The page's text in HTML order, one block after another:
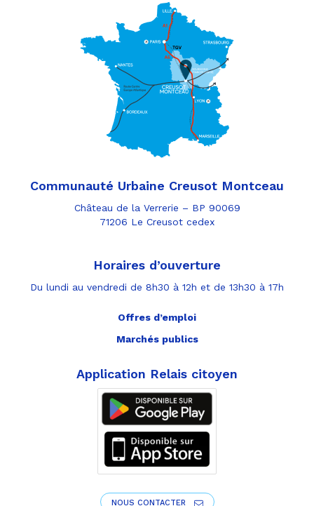
Communauté Urbaine Creusot Montceau
Château de la Verrerie – BP 90069
71206 Le Creusot cedex
Horaires d’ouverture
Du lundi au vendredi de 8h30 à 12h et de 13h30 à 17h
Offres d’emploi
Marchés publics
Application Relais citoyen
NOUS CONTACTER